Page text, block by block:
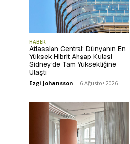
HABER
Atlassian Central: Dünyanın En
Yüksek Hibrit Ahşap Kulesi
Sidney’de Tam Yüksekliğine
Ulaştı
Ezgi Johansson - 6 Ağustos 2026